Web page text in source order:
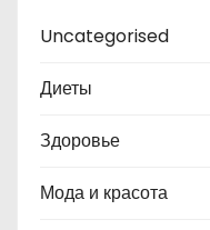
Uncategorised
Диеты
Здоровье
Мода и красота